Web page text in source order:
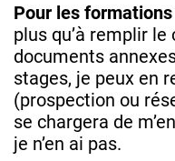
Pour les
plus qu’à remplir
documents
stages, je peux en
(prospection ou
se chargera de
je n’en ai pas.